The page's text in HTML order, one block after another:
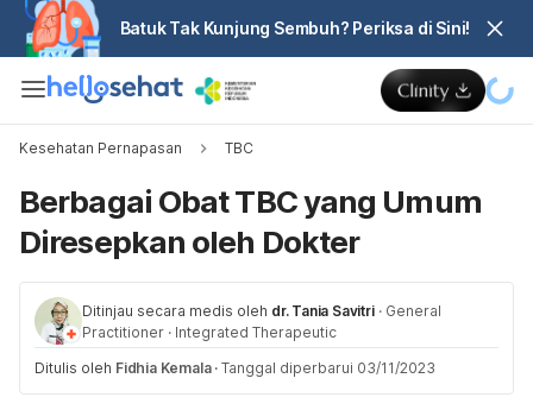
Batuk Tak Kunjung Sembuh? Periksa di Sini!
Kesehatan Pernapasan TBC
Berbagai Obat TBC yang Umum
Diresepkan oleh Dokter
Ditinjau secara medis oleh dr. Tania Savitri · General
Practitioner · Integrated Therapeutic
Ditulis oleh Fidhia Kemala · Tanggal diperbarui 03/11/2023